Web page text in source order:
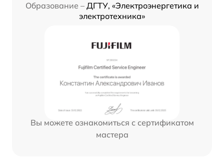
Образование – ДГТУ, «Электроэнергетика и
электротехника»
Вы можете ознакомиться с сертификатом
мастера